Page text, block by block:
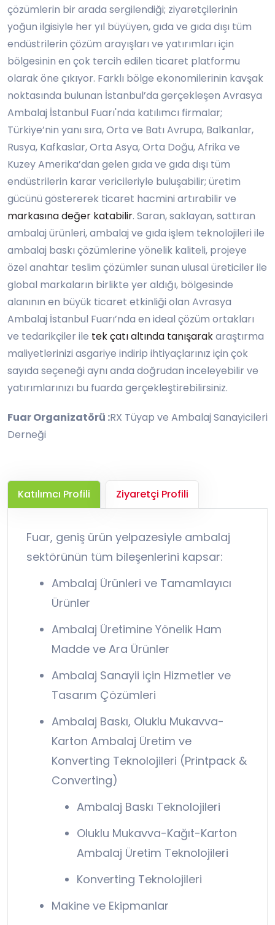
çözümlerin bir arada sergilendiği; ziyaretçilerinin
yoğun ilgisiyle her yıl büyüyen, gıda ve gıda dışı tüm
endüstrilerin çözüm arayışları ve yatırımları için
bölgesinin en çok tercih edilen ticaret platformu
olarak öne çıkıyor. Farklı bölge ekonomilerinin kavşak
noktasında bulunan İstanbul’da gerçekleşen Avrasya
Ambalaj İstanbul Fuarı'nda katılımcı firmalar;
Türkiye’nin yanı sıra, Orta ve Batı Avrupa, Balkanlar,
Rusya, Kafkaslar, Orta Asya, Orta Doğu, Afrika ve
Kuzey Amerika’dan gelen gıda ve gıda dışı tüm
endüstrilerin karar vericileriyle buluşabilir; üretim
gücünü göstererek ticaret hacmini artırabilir ve
markasına değer katabilir. Saran, saklayan, sattıran
ambalaj ürünleri, ambalaj ve gıda işlem teknolojileri ile
ambalaj baskı çözümlerine yönelik kaliteli, projeye
özel anahtar teslim çözümler sunan ulusal üreticiler ile
global markaların birlikte yer aldığı, bölgesinde
alanının en büyük ticaret etkinliği olan Avrasya
Ambalaj İstanbul Fuarı’nda en ideal çözüm ortakları
ve tedarikçiler ile tek çatı altında tanışarakaraştırma
maliyetlerinizi asgariye indirip ihtiyaçlarınız için çok
sayıda seçeneği aynı anda doğrudan inceleyebilir ve
yatırımlarınızı bu fuarda gerçekleştirebilirsiniz.
Fuar Organizatörü :RX Tüyap ve Ambalaj Sanayicileri
Derneği
Katılımcı Profili Ziyaretçi Profili
Fuar, geniş ürün yelpazesiyle ambalaj
sektörünün tüm bileşenlerini kapsar:
Ambalaj Ürünleri ve Tamamlayıcı
Ürünler
Ambalaj Üretimine Yönelik Ham
Madde ve Ara Ürünler
Ambalaj Sanayii için Hizmetler ve
Tasarım Çözümleri
Ambalaj Baskı, Oluklu Mukavva-
Karton Ambalaj Üretim ve
Konverting Teknolojileri (Printpack &
Converting)
Ambalaj Baskı Teknolojileri
Oluklu Mukavva-Kağıt-Karton
Ambalaj Üretim Teknolojileri
Konverting Teknolojileri
Makine ve Ekipmanlar